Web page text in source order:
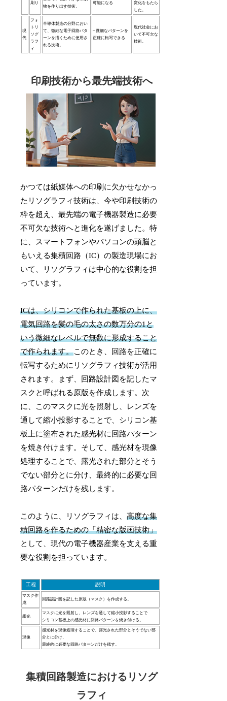
刷り
物を作り出す技術。
可能になる
変化をもたら
した。
現
代
フォ
トリ
ソグ
ラフ
ィ
半導体製造の分野におい
て、微細な電子回路パタ
ーンを描くために使用さ
れる技術。
– 微細なパターンを
正確に転写できる
現代社会にお
いて不可欠な
技術。
印刷技術から最先端技術へ
かつては紙媒体への印刷に欠かせなかっ
たリソグラフィ技術は、今や印刷技術の
枠を超え、最先端の電子機器製造に必要
不可欠な技術へと進化を遂げました。特
に、スマートフォンやパソコンの頭脳と
もいえる集積回路（IC）の製造現場にお
いて、リソグラフィは中心的な役割を担
っています。
ICは、シリコンで作られた基板の上に、
電気回路を髪の毛の太さの数万分の1と
いう微細なレベルで無数に形成すること
で作られます。このとき、回路を正確に
転写するためにリソグラフィ技術が活用
されます。まず、回路設計図を記したマ
スクと呼ばれる原版を作成します。次
に、このマスクに光を照射し、レンズを
通して縮小投影することで、シリコン基
板上に塗布された感光材に回路パターン
を焼き付けます。そして、感光材を現像
処理することで、露光された部分とそう
でない部分とに分け、最終的に必要な回
路パターンだけを残します。
このように、リソグラフィは、高度な集
積回路を作るための「精密な版画技術」
として、現代の電子機器産業を支える重
要な役割を担っています。
工程 説明
マスク作
成
回路設計図を記した原版（マスク）を作成する。
露光
マスクに光を照射し、レンズを通して縮小投影することで
シリコン基板上の感光材に回路パターンを焼き付ける。
現像
感光材を現像処理することで、露光された部分とそうでない部
分とに分け、
最終的に必要な回路パターンだけを残す。
集積回路製造におけるリソグ
ラフィ